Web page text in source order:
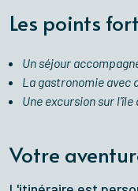
Les points
Un séjour
La gastronomie avec
Une excursion sur
Votre